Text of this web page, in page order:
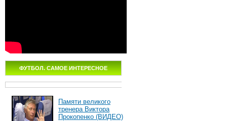
ФУТБОЛ. САМОЕ ИНТЕРЕСНОЕ
Памяти великого
тренера Виктора
Прокопенко (ВИДЕО)